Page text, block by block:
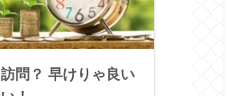
問？ 早けりゃ良い